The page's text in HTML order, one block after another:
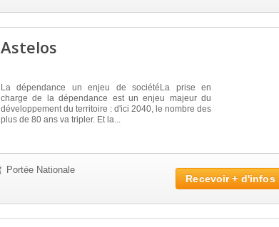
Astelos
La dépendance un enjeu de sociétéLa prise en
charge de la dépendance est un enjeu majeur du
développement du territoire : d'ici 2040, le nombre des
plus de 80 ans va tripler. Et la...
Portée Nationale
Recevoir + d'infos